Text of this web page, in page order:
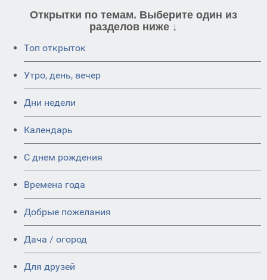
Открытки по темам. Выберите один из
разделов ниже ↓
Топ открыток
Утро, день, вечер
Дни недели
Календарь
C днем рождения
Времена года
Добрые пожелания
Дача / огород
Для друзей